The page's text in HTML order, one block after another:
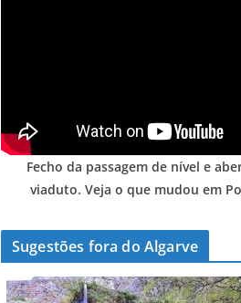
Fecho da passagem de nível e
viaduto. Veja o que mudou em
Sugestões fora do Algarve